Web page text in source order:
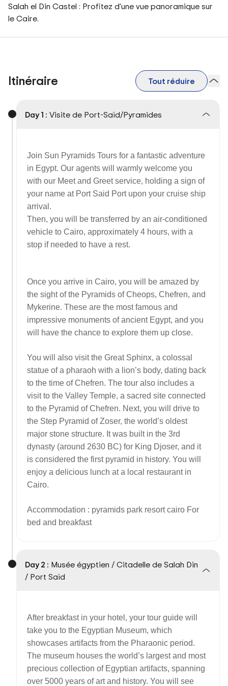
Salah el Din Castel : Profitez d'une vue panoramique sur
le Caire.
Itinéraire Tout réduire
Day 1 : Visite de Port-Saïd/Pyramides
Join Sun Pyramids Tours for a fantastic adventure
in Egypt. Our agents will warmly welcome you
with our Meet and Greet service, holding a sign of
your name at Port Said Port upon your cruise ship
arrival.
Then, you will be transferred by an air-conditioned
vehicle to Cairo, approximately 4 hours, with a
stop if needed to have a rest.
Once you arrive in Cairo, you will be amazed by
the sight of the Pyramids of Cheops, Chefren, and
Mykerine. These are the most famous and
impressive monuments of ancient Egypt, and you
will have the chance to explore them up close.
You will also visit the Great Sphinx, a colossal
statue of a pharaoh with a lion’s body, dating back
to the time of Chefren. The tour also includes a
visit to the Valley Temple, a sacred site connected
to the Pyramid of Chefren. Next, you will drive to
the Step Pyramid of Zoser, the world’s oldest
major stone structure. It was built in the 3rd
dynasty (around 2630 BC) for King Djoser, and it
is considered the first pyramid in history. You will
enjoy a delicious lunch at a local restaurant in
Cairo.
Accommodation : pyramids park resort cairo For
bed and breakfast
Day 2 : Musée égyptien / Citadelle de Salah Din
/ Port Saïd
After breakfast in your hotel, your tour guide will
take you to the Egyptian Museum, which
showcases artifacts from the Pharaonic period.
The museum houses the world’s largest and most
precious collection of Egyptian artifacts, spanning
over 5000 years of art and history. You will see